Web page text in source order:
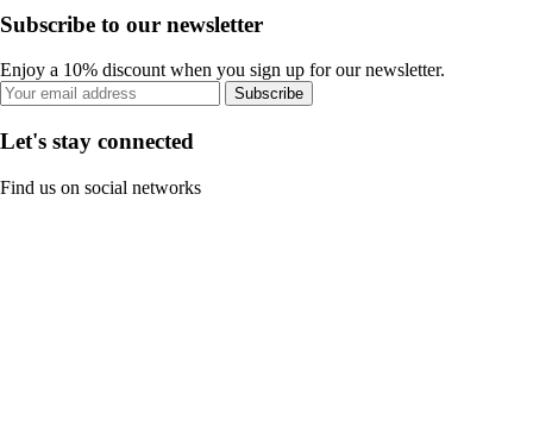
Subscribe to our newsletter
Enjoy a 10% discount when you sign up for our newsletter.
Subscribe
Let's stay connected
Find us on social networks